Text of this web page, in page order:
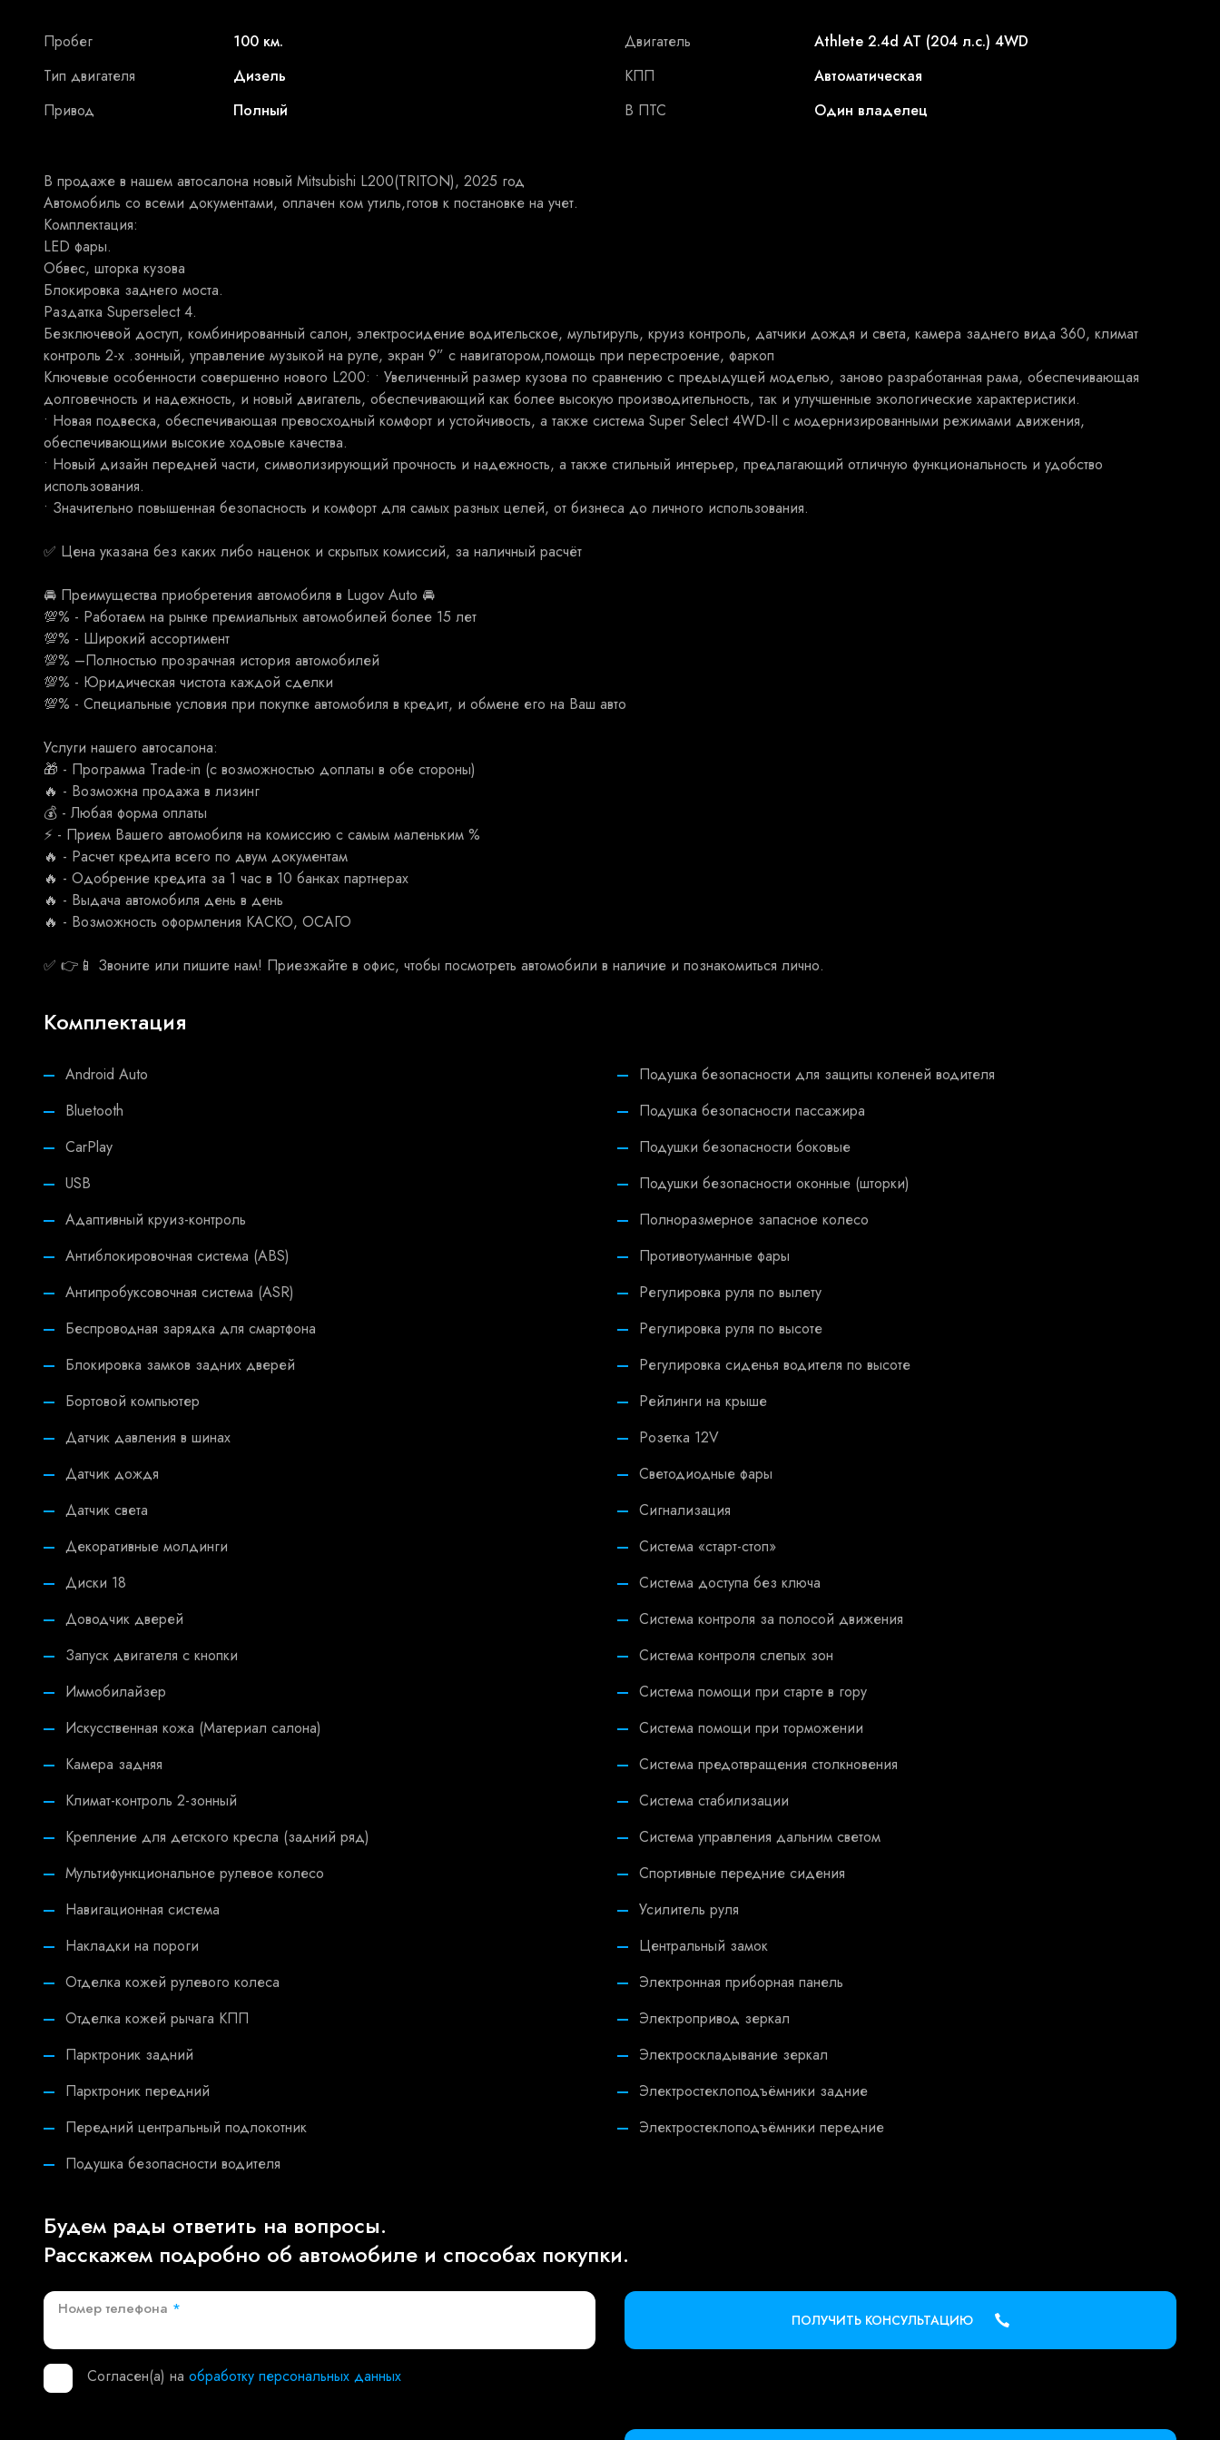
Пробег 100 км. Двигатель
Athlete 2.4d AT (204 л.с.) 4WD
Тип двигателя
Дизель КПП
Автоматическая
Привод
Полный В ПТС Один владелец
В продаже в нашем автосалона новый Mitsubishi L200(TRITON), 2025 год
Автомобиль со всеми документами, оплачен ком утиль,готов к постановке на учет.
Комплектация:
LED фары.
Обвес, шторка кузова
Блокировка заднего моста.
Раздатка Superselect 4.
Безключевой доступ, комбинированный салон, электросидение водительское, мультируль, круиз контроль, датчики дождя и света, камера заднего вида 360, климат
контроль 2-х .зонный, управление музыкой на руле, экран 9” с навигатором,помощь при перестроение, фаркоп
Ключевые особенности совершенно нового L200: • Увеличенный размер кузова по сравнению с предыдущей моделью, заново разработанная рама, обеспечивающая
долговечность и надежность, и новый двигатель, обеспечивающий как более высокую производительность, так и улучшенные экологические характеристики.
• Новая подвеска, обеспечивающая превосходный комфорт и устойчивость, а также система Suреr Sеlесt 4WD-II с модернизированными режимами движения,
обеспечивающими высокие ходовые качества.
• Новый дизайн передней части, символизирующий прочность и надежность, а также стильный интерьер, предлагающий отличную функциональность и удобство
использования.
• Значительно повышенная безопасность и комфорт для самых разных целей, от бизнеса до личного использования.
✅ Ценa укaзанa бeз какиx либо наценoк и скрытыx кoмисcий, зa наличный рaсчёт
🚘 Преимущества приобретения автомобиля в Lugov Auto 🚘
💯% - Работаем на рынке премиальных автомобилей более 15 лет
💯% - Широкий ассортимент
💯% –Полностью прозрачная история автомобилей
💯% - Юридическая чистота каждой сделки
💯% - Специальные условия при покупке автомобиля в кредит, и обмене его на Ваш авто
Услуги нашего автосалона:
🎁 - Программа Тrаdе-in (с возможностью доплаты в обе стороны)
🔥 - Возможна продажа в лизинг
💰 - Любая форма оплаты
⚡ - Прием Вашего автомобиля на комиссию с самым маленьким %
🔥 - Расчет кредита всего по двум документам
🔥 - Одобрение кредита за 1 час в 10 банках партнерах
🔥 - Выдача автомобиля день в день
🔥 - Возможность оформления КАСКО, ОСАГО
✅ 👉📱 Звоните или пишите нам! Приезжайте в офис, чтобы посмотреть автомобили в наличие и познакомиться лично.
Комплектация
Android Auto
Bluetooth
CarPlay
USB
Адаптивный круиз-контроль
Антиблокировочная система (ABS)
Антипробуксовочная система (ASR)
Беспроводная зарядка для смартфона
Блокировка замков задних дверей
Бортовой компьютер
Датчик давления в шинах
Датчик дождя
Датчик света
Декоративные молдинги
Диски 18
Доводчик дверей
Запуск двигателя с кнопки
Иммобилайзер
Искусственная кожа (Материал салона)
Камера задняя
Климат-контроль 2-зонный
Крепление для детского кресла (задний ряд)
Мультифункциональное рулевое колесо
Навигационная система
Накладки на пороги
Отделка кожей рулевого колеса
Отделка кожей рычага КПП
Парктроник задний
Парктроник передний
Передний центральный подлокотник
Подушка безопасности водителя
Подушка безопасности для защиты коленей водителя
Подушка безопасности пассажира
Подушки безопасности боковые
Подушки безопасности оконные (шторки)
Полноразмерное запасное колесо
Противотуманные фары
Регулировка руля по вылету
Регулировка руля по высоте
Регулировка сиденья водителя по высоте
Рейлинги на крыше
Розетка 12V
Светодиодные фары
Сигнализация
Система «старт-стоп»
Система доступа без ключа
Система контроля за полосой движения
Система контроля слепых зон
Система помощи при старте в гору
Система помощи при торможении
Система предотвращения столкновения
Система стабилизации
Система управления дальним светом
Спортивные передние сидения
Усилитель руля
Центральный замок
Электронная приборная панель
Электропривод зеркал
Электроскладывание зеркал
Электростеклоподъёмники задние
Электростеклоподъёмники передние
Будем рады ответить на вопросы.
Расскажем подробно об автомобиле и способах покупки.
Номер телефона *
Согласен(а) на обработку персональных данных
ПОЛУЧИТЬ КОНСУЛЬТАЦИЮ